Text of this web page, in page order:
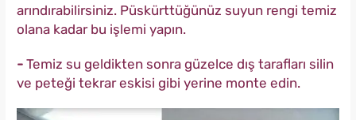
arındırabilirsiniz. Püskürttüğünüz suyun rengi temiz
olana kadar bu işlemi yapın.
- Temiz su geldikten sonra güzelce dış tarafları silin
ve peteği tekrar eskisi gibi yerine monte edin.